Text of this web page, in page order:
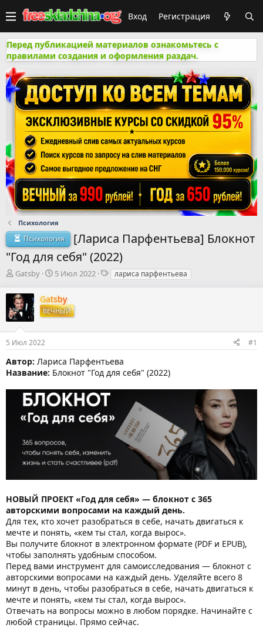
Вход Регистрация
Перед публикацией материалов ознакомьтесь с
правилами создания и оформления раздач.
Психология
Психология
[Лариса Парфентьева] Блокнот
"Год для себя" (2022)
А
т
о
р
м
ы
Gatsby
Д
т
а
н
а
л
а
5 Июл 2022
Тлариса парфентьева
Gatsby
ВЕЧНЫЙ
5 Июл 2022 #1
Автор: Лариса Парфентьева
Название: Блокнот "Год для себя" (2022)
НОВЫЙ ПРОЕКТ «Год для себя» — блокнот с 365
авторскими вопросами на каждый день.
Для тех, кто хочет разобраться в себе, начать двигаться к
мечте и понять, «кем ты стал, когда вырос».
Вы получите блокнот в электронном формате (PDF и EPUB),
чтобы заполнять удобным способом.
Перед вами инструмент для самоисследования — блокнот с
авторскими вопросами на каждый день. Уделяйте всего 8
минут в день, чтобы разобраться в себе, начать двигаться к
мечте и понять, «кем ты стал, когда вырос».
Отвечать на вопросы можно в любом порядке. Начинайте с
любой страницы. Прямо сейчас.